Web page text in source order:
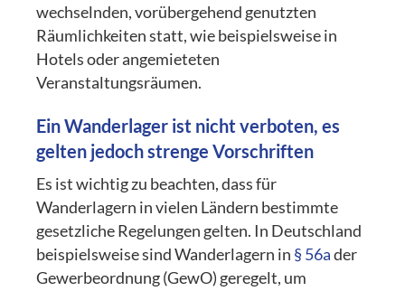
wechselnden, vorübergehend genutzten
Räumlichkeiten statt, wie beispielsweise in
Hotels oder angemieteten
Veranstaltungsräumen.
Ein Wanderlager ist nicht verboten, es
gelten jedoch strenge Vorschriften
Es ist wichtig zu beachten, dass für
Wanderlagern in vielen Ländern bestimmte
gesetzliche Regelungen gelten. In Deutschland
beispielsweise sind Wanderlagern in § 56ader
Gewerbeordnung (GewO) geregelt, um